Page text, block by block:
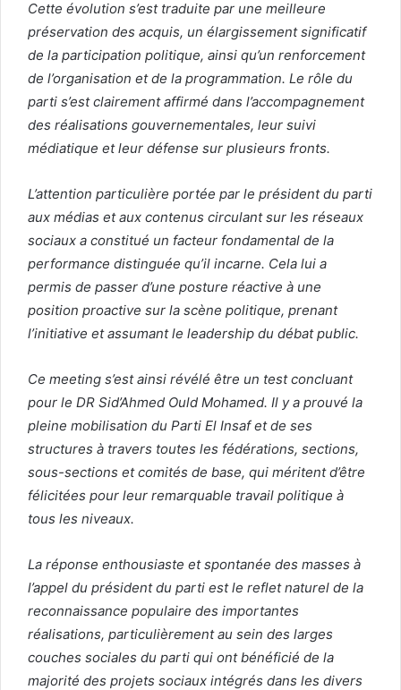
Cette évolution s’est traduite par une meilleure
préservation des acquis, un élargissement significatif
de la participation politique, ainsi qu’un renforcement
de l’organisation et de la programmation. Le rôle du
parti s’est clairement affirmé dans l’accompagnement
des réalisations gouvernementales, leur suivi
médiatique et leur défense sur plusieurs fronts.
L’attention particulière portée par le président du parti
aux médias et aux contenus circulant sur les réseaux
sociaux a constitué un facteur fondamental de la
performance distinguée qu’il incarne. Cela lui a
permis de passer d’une posture réactive à une
position proactive sur la scène politique, prenant
l’initiative et assumant le leadership du débat public.
Ce meeting s’est ainsi révélé être un test concluant
pour le DR Sid’Ahmed Ould Mohamed. Il y a prouvé la
pleine mobilisation du Parti El Insaf et de ses
structures à travers toutes les fédérations, sections,
sous-sections et comités de base, qui méritent d’être
félicitées pour leur remarquable travail politique à
tous les niveaux.
La réponse enthousiaste et spontanée des masses à
l’appel du président du parti est le reflet naturel de la
reconnaissance populaire des importantes
réalisations, particulièrement au sein des larges
couches sociales du parti qui ont bénéficié de la
majorité des projets sociaux intégrés dans les divers